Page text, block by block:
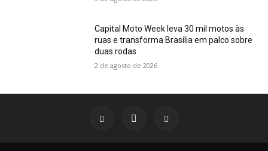
Capital Moto Week leva 30 mil motos às
ruas e transforma Brasília em palco sobre
duas rodas
2 de agosto de 2026